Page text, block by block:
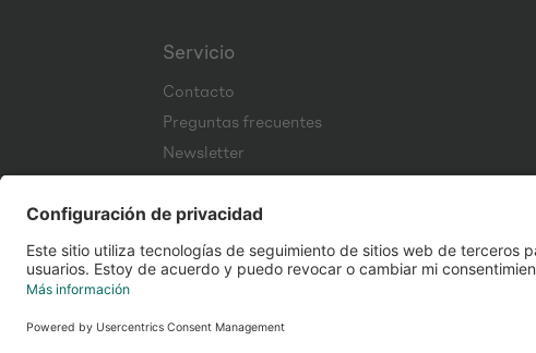
Servicio
Contacto
Preguntas frecuentes
Newsletter
Corporate Website